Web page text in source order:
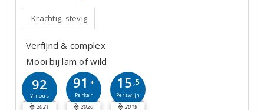
Krachtig, stevig
Verfijnd & complex
Mooi bij lam of wild
92
Vinous
2021
91 +
Parker
2020
15 ,5
Perswijn
2019